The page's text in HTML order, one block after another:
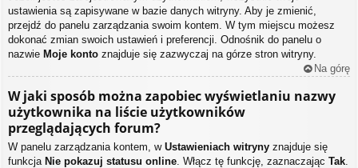
ustawienia są zapisywane w bazie danych witryny. Aby je zmienić,
przejdź do panelu zarządzania swoim kontem. W tym miejscu możesz
dokonać zmian swoich ustawień i preferencji. Odnośnik do panelu o
nazwie Moje konto znajduje się zazwyczaj na górze stron witryny.
Na górę
W jaki sposób można zapobiec wyświetlaniu nazwy
użytkownika na liście użytkowników
przeglądających forum?
W panelu zarządzania kontem, w Ustawieniach witryny znajduje się
funkcja Nie pokazuj statusu online . Włącz tę funkcję, zaznaczając Tak